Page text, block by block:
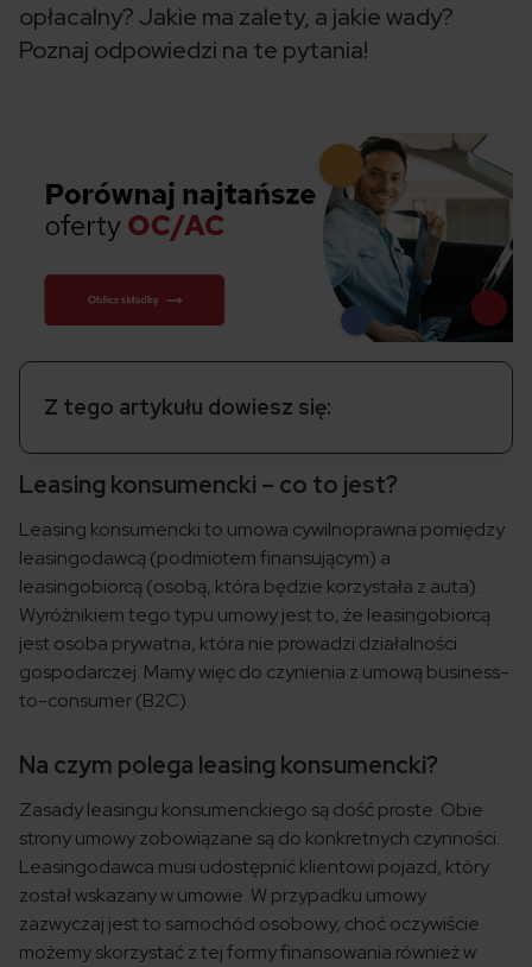
opłacalny? Jakie ma zalety, a jakie wady?
Poznaj odpowiedzi na te pytania!
Z tego artykułu dowiesz się:
Leasing konsumencki – co to jest?
Leasing konsumencki to umowa cywilnoprawna pomiędzy
leasingodawcą (podmiotem finansującym) a
leasingobiorcą (osobą, która będzie korzystała z auta).
Wyróżnikiem tego typu umowy jest to, że leasingobiorcą
jest osoba prywatna, która nie prowadzi działalności
gospodarczej. Mamy więc do czynienia z umową business-
to-consumer (B2C).
Na czym polega leasing konsumencki?
Zasady leasingu konsumenckiego są dość proste. Obie
strony umowy zobowiązane są do konkretnych czynności.
Leasingodawca musi udostępnić klientowi pojazd, który
został wskazany w umowie. W przypadku umowy
zazwyczaj jest to samochód osobowy, choć oczywiście
możemy skorzystać z tej formy finansowania również w